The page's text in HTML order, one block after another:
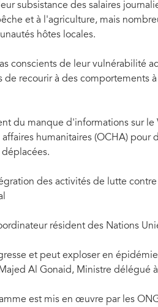
subsistance des salaires
et à l'agriculture, mais
hôtes locales.
conscients de leur vulnérabilité
de recourir à des comportements
du manque d'informations sur le
humanitaires (OCHA)
des activités de lutte
résident des Nations
et peut exploser en
Al Gonaid, Ministre délégué à
est mis en œuvre par les